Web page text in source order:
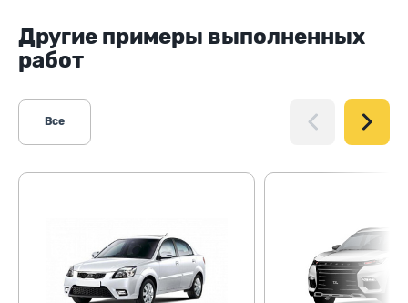
Другие примеры выполненных
работ
Все